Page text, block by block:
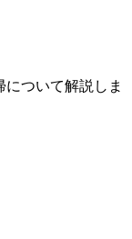
について解説しま